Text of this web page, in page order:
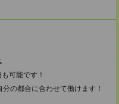
可能です！
の都合に合わせて働けます！